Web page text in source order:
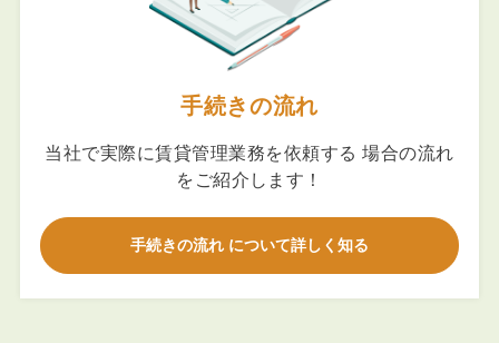
手続きの流れ
当社で実際に賃貸管理業務を依頼する 場合の流れ
をご紹介します！
手続きの流れ について詳しく知る